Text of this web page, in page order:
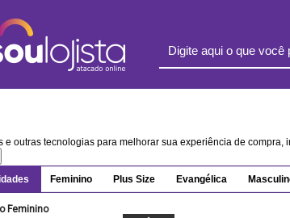
e outras tecnologias para melhorar sua experiência de
Feminino Plus Size Evangélica
Feminino